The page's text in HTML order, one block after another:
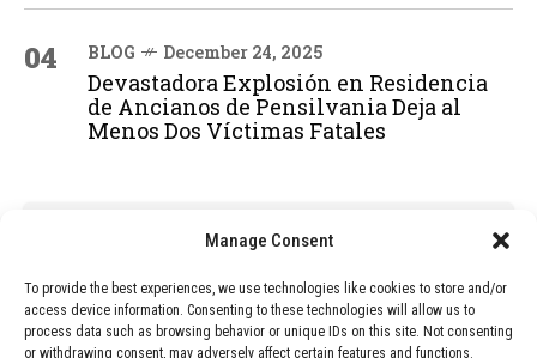
Manage Consent
To provide the best experiences, we use technologies like cookies to store and/or
access device information. Consenting to these technologies will allow us to
process data such as browsing behavior or unique IDs on this site. Not consenting
or withdrawing consent, may adversely affect certain features and functions.
04 BLOG December 24, 2025
Devastadora Explosión en Residencia
de Ancianos de Pensilvania Deja al
Menos Dos Víctimas Fatales